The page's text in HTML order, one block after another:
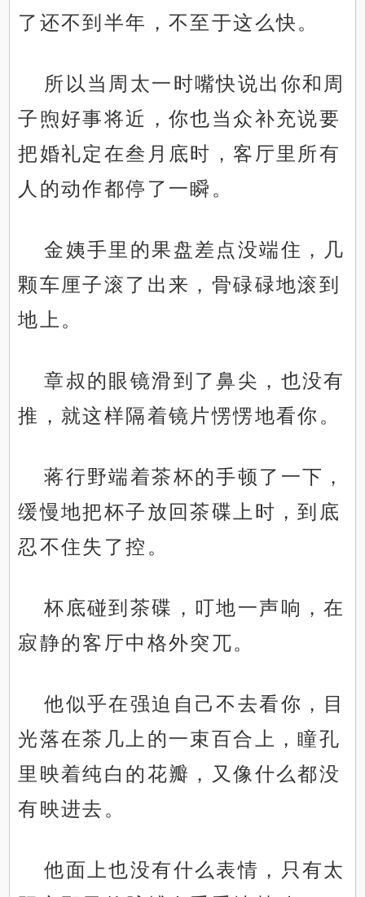
了还不到半年，不至于这么快。
所以当周太一时嘴快说出你和周
子煦好事将近，你也当众补充说要
把婚礼定在叁月底时，客厅里所有
人的动作都停了一瞬。
金姨手里的果盘差点没端住，几
颗车厘子滚了出来，骨碌碌地滚到
地上。
章叔的眼镜滑到了鼻尖，也没有
推，就这样隔着镜片愣愣地看你。
蒋行野端着茶杯的手顿了一下，
缓慢地把杯子放回茶碟上时，到底
忍不住失了控。
杯底碰到茶碟，叮地一声响，在
寂静的客厅中格外突兀。
他似乎在强迫自己不去看你，目
光落在茶几上的一束百合上，瞳孔
里映着纯白的花瓣，又像什么都没
有映进去。
他面上也没有什么表情，只有太